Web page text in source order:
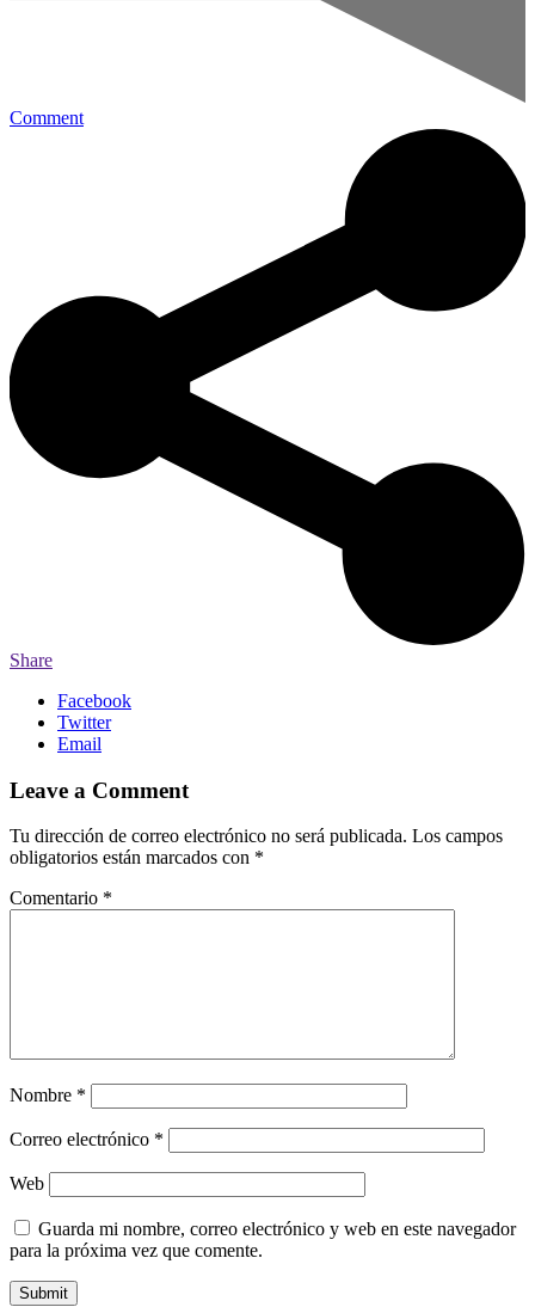
Comment
Share
Facebook
Twitter
Email
Leave a Comment
Tu dirección de correo electrónico no será publicada. Los campos
obligatorios están marcados con *
Comentario *
Nombre *
Correo electrónico *
Web
Guarda mi nombre, correo electrónico y web en este navegador
para la próxima vez que comente.